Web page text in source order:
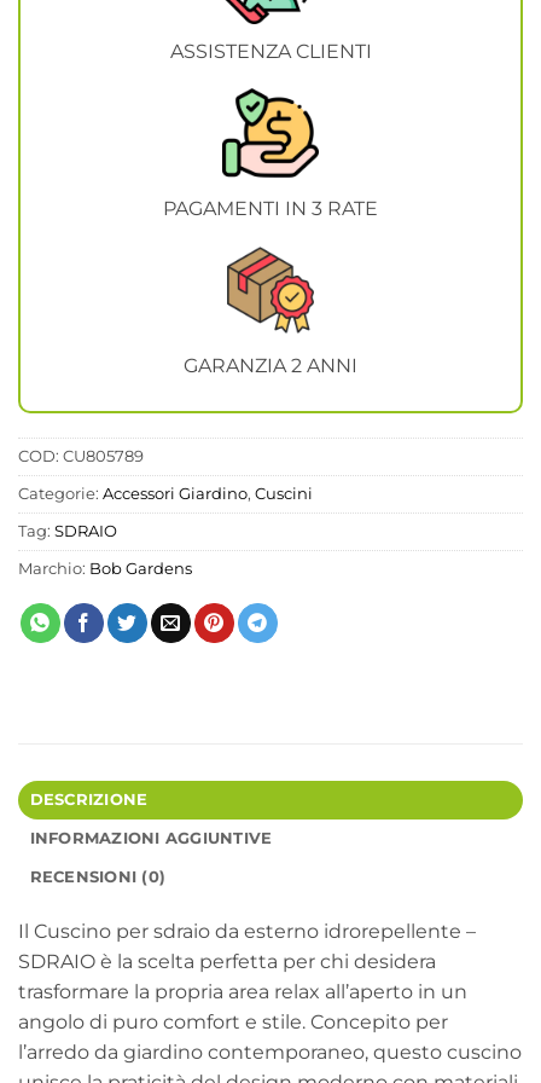
ASSISTENZA CLIENTI
PAGAMENTI IN 3 RATE
GARANZIA 2 ANNI
COD: CU805789
Categorie: Accessori Giardino, Cuscini
Tag: SDRAIO
Marchio: Bob Gardens
DESCRIZIONE
INFORMAZIONI AGGIUNTIVE
RECENSIONI (0)
Il Cuscino per sdraio da esterno idrorepellente –
SDRAIO è la scelta perfetta per chi desidera
trasformare la propria area relax all’aperto in un
angolo di puro comfort e stile. Concepito per
l’arredo da giardino contemporaneo, questo cuscino